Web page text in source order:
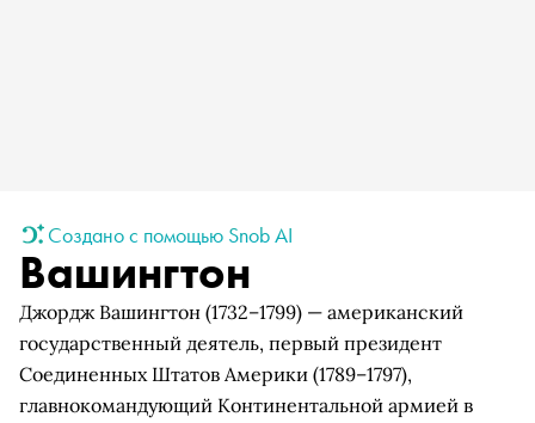
Создано с помощью Snob AI
Вашингтон
Джордж Вашингтон (1732–1799) — американский
государственный деятель, первый президент
Соединенных Штатов Америки (1789–1797),
главнокомандующий Континентальной армией в